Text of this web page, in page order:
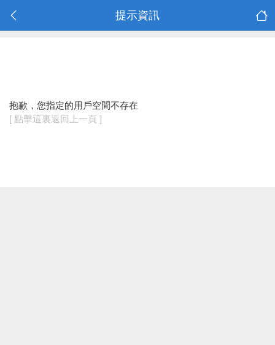
提示資訊
抱歉，您指定的用戶空間不存在
[ 點擊這裏返回上一頁 ]